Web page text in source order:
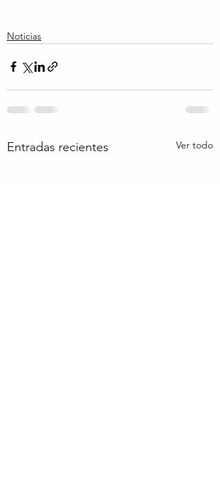
Noticias
Entradas recientes Ver todo